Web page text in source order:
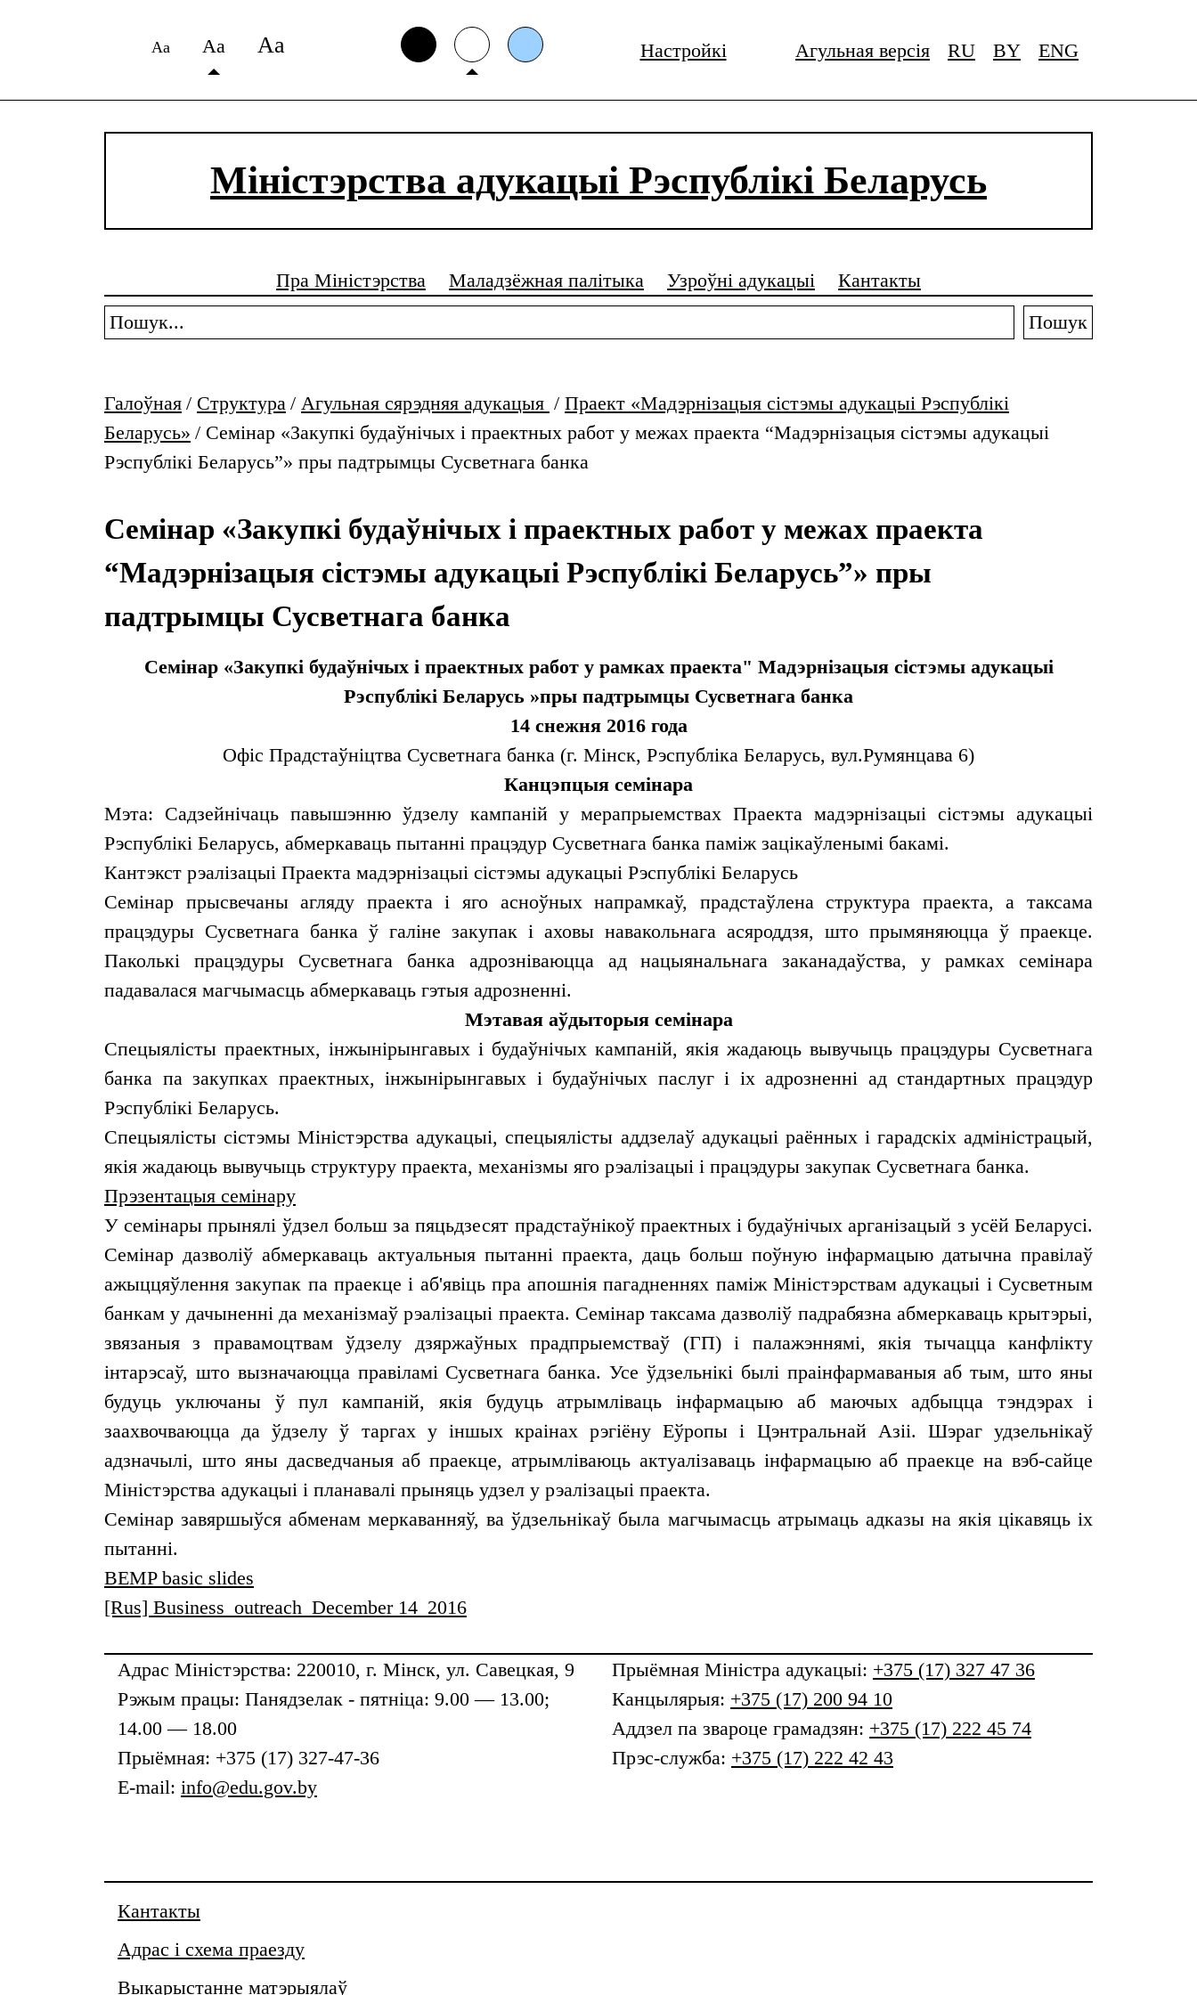
Аа Аа Аа Настройкі Агульная версія RU BY ENG
Міністэрства адукацыі Рэспублікі Беларусь
Пра Міністэрства Маладзёжная палітыка Узроўні адукацыі
Кантакты
Пошук
Галоўная / Структура / Агульная сярэдняя адукацыя / Праект «Мадэрнізацыя сістэмы адукацыі Рэспублікі
Беларусь» / Семінар «Закупкі будаўнічых і праектных работ у межах праекта “Мадэрнізацыя сістэмы адукацыі
Рэспублікі Беларусь”» пры падтрымцы Сусветнага банка
Семінар «Закупкі будаўнічых і праектных работ у межах праекта
“Мадэрнізацыя сістэмы адукацыі Рэспублікі Беларусь”» пры
падтрымцы Сусветнага банка
Семінар «Закупкі будаўнічых і праектных работ у рамках праекта" Мадэрнізацыя сістэмы адукацыі
Рэспублікі Беларусь »пры падтрымцы Сусветнага банка
14 снежня 2016 года
Офіс Прадстаўніцтва Сусветнага банка (г. Мінск, Рэспубліка Беларусь, вул.Румянцава 6)
Канцэпцыя семінара
Мэта: Садзейнічаць павышэнню ўдзелу кампаній у мерапрыемствах Праекта мадэрнізацыі сістэмы адукацыі
Рэспублікі Беларусь, абмеркаваць пытанні працэдур Сусветнага банка паміж зацікаўленымі бакамі.
Кантэкст рэалізацыі Праекта мадэрнізацыі сістэмы адукацыі Рэспублікі Беларусь
Семінар прысвечаны агляду праекта і яго асноўных напрамкаў, прадстаўлена структура праекта, а таксама
працэдуры Сусветнага банка ў галіне закупак і аховы навакольнага асяроддзя, што прымяняюцца ў праекце.
Паколькі працэдуры Сусветнага банка адрозніваюцца ад нацыянальнага заканадаўства, у рамках семінара
падавалася магчымасць абмеркаваць гэтыя адрозненні.
Мэтавая аўдыторыя семінара
Спецыялісты праектных, інжынірынгавых і будаўнічых кампаній, якія жадаюць вывучыць працэдуры Сусветнага
банка па закупках праектных, інжынірынгавых і будаўнічых паслуг і іх адрозненні ад стандартных працэдур
Рэспублікі Беларусь.
Спецыялісты сістэмы Міністэрства адукацыі, спецыялісты аддзелаў адукацыі раённых і гарадскіх адміністрацый,
якія жадаюць вывучыць структуру праекта, механізмы яго рэалізацыі і працэдуры закупак Сусветнага банка.
Прэзентацыя семінару
У семінары прынялі ўдзел больш за пяцьдзесят прадстаўнікоў праектных і будаўнічых арганізацый з усёй Беларусі.
Семінар дазволіў абмеркаваць актуальныя пытанні праекта, даць больш поўную інфармацыю датычна правілаў
ажыццяўлення закупак па праекце і аб'явіць пра апошнія пагадненнях паміж Міністэрствам адукацыі і Сусветным
банкам у дачыненні да механізмаў рэалізацыі праекта. Семінар таксама дазволіў падрабязна абмеркаваць крытэрыі,
звязаныя з правамоцтвам ўдзелу дзяржаўных прадпрыемстваў (ГП) і палажэннямі, якія тычацца канфлікту
інтарэсаў, што вызначаюцца правіламі Сусветнага банка. Усе ўдзельнікі былі праінфармаваныя аб тым, што яны
будуць уключаны ў пул кампаній, якія будуць атрымліваць інфармацыю аб маючых адбыцца тэндэрах і
заахвочваюцца да ўдзелу ў таргах у іншых краінах рэгіёну Еўропы і Цэнтральнай Азіі. Шэраг удзельнікаў
адзначылі, што яны дасведчаныя аб праекце, атрымліваюць актуалізаваць інфармацыю аб праекце на вэб-сайце
Міністэрства адукацыі і планавалі прыняць удзел у рэалізацыі праекта.
Семінар завяршыўся абменам меркаванняў, ва ўдзельнікаў была магчымасць атрымаць адказы на якія цікавяць іх
пытанні.
BEMP basic slides
[Rus] Business_outreach_December 14_2016
Адрас Міністэрства: 220010, г. Мінск, ул. Савецкая, 9
Рэжым працы: Панядзелак - пятніца: 9.00 — 13.00;
14.00 — 18.00
Прыёмная: +375 (17) 327-47-36
E-mail: info@edu.gov.by
Прыёмная Міністра адукацыі: +375 (17) 327 47 36
Канцылярыя: +375 (17) 200 94 10
Аддзел па звароце грамадзян: +375 (17) 222 45 74
Прэс-служба: +375 (17) 222 42 43
Кантакты
Адрас і схема праезду
Выкарыстанне матэрыялаў